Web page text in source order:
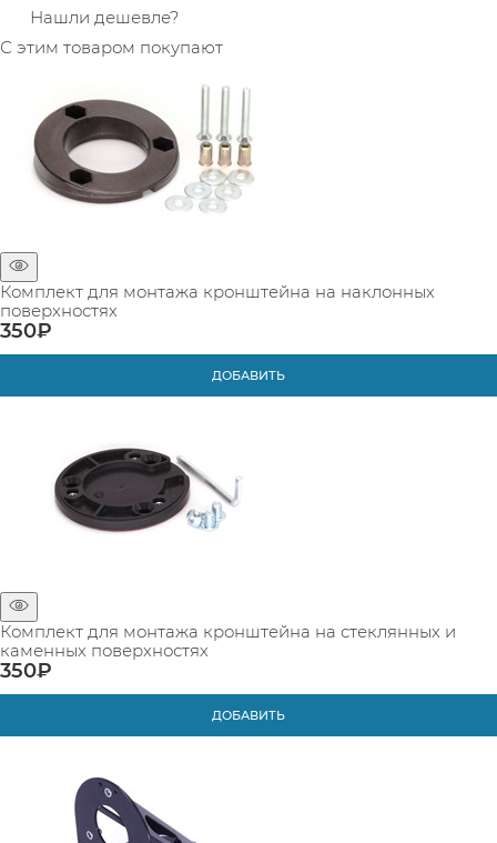
Нашли дешевле?
С этим товаром покупают
Комплект для монтажа кронштейна на наклонных
поверхностях
350₽
ДОБАВИТЬ
Комплект для монтажа кронштейна на стеклянных и
каменных поверхностях
350₽
ДОБАВИТЬ